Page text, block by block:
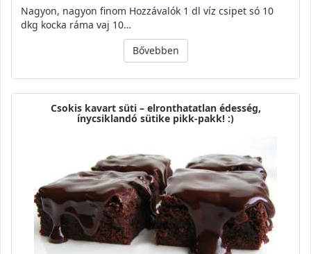
Nagyon, nagyon finom Hozzávalók 1 dl víz csipet só 10
dkg kocka ráma vaj 10…
Bővebben
Csokis kavart süti – elronthatatlan édesség,
ínycsiklandó sütike pikk-pakk! :)